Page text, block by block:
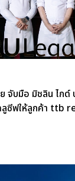
จับมือ มิชลิน ไกด์
ลูซีฟให้ลูกค้า ttb